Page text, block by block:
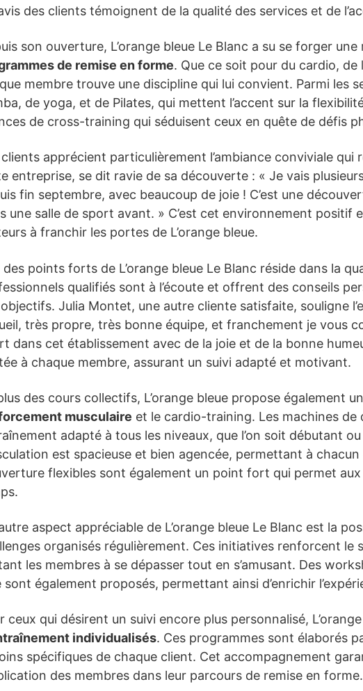
des clients témoignent de la qualité des services et de
son ouverture, L’orange bleue Le Blanc a su se forger
de remise en forme. Que ce soit pour du cardio,
membre trouve une discipline qui lui convient. Parmi les
de yoga, et de Pilates, qui mettent l’accent sur la
de cross-training qui séduisent ceux en quête de défis
clients apprécient particulièrement l’ambiance conviviale qui
entreprise, se dit ravie de sa découverte : « Je vais
fin septembre, avec beaucoup de joie ! C’est une
une salle de sport avant. » C’est cet environnement positif
à franchir les portes de L’orange bleue.
des points forts de L’orange bleue Le Blanc réside dans la
qualifiés sont à l’écoute et offrent des conseils
Julia Montet, une autre cliente satisfaite, souligne
très propre, très bonne équipe, et franchement je vous
dans cet établissement avec de la joie et de la bonne
à chaque membre, assurant un suivi adapté et motivant.
des cours collectifs, L’orange bleue propose également
musculaire et le cardio-training. Les machines
adapté à tous les niveaux, que l’on soit débutant
est spacieuse et bien agencée, permettant à
flexibles sont également un point fort qui permet
aspect appréciable de L’orange bleue Le Blanc est la
organisés régulièrement. Ces initiatives renforcent le
les membres à se dépasser tout en s’amusant. Des
sont également proposés, permettant ainsi d’enrichir
ceux qui désirent un suivi encore plus personnalisé,
individualisés. Ces programmes sont élaborés
spécifiques de chaque client. Cet accompagnement
des membres dans leur parcours de remise en forme.